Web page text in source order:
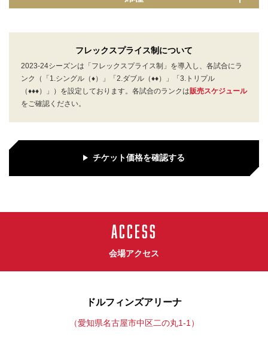
フレックスプライス制について
2023-24シーズンは「フレックスプライス制」を導入し、各試合にラ
ンク（「1.シングル（♦）」「2.ダブル（♦♦）」「3.トリプル
（♦♦♦）」）を設定しております。各試合のランクは販売スケジュール
をご確認ください。
チケット価格を確認する
ACCESS
会場アクセス
ドルフィンズアリーナ
（愛知県名古屋市中区二の丸1-1）